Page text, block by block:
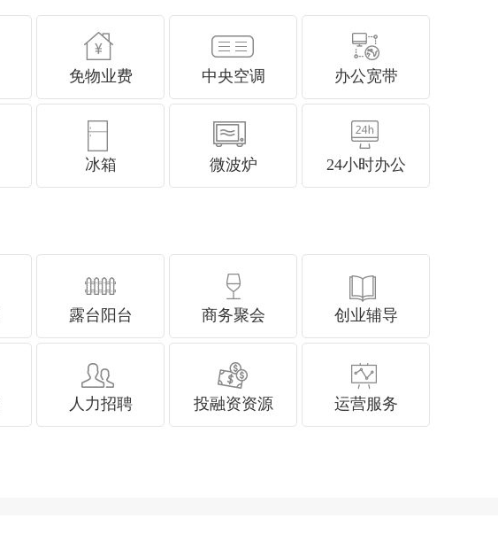
免物业费 中央空调 办公宽带
冰箱 微波炉 24小时办公
露台阳台 商务聚会 创业辅导
人力招聘 投融资资源 运营服务